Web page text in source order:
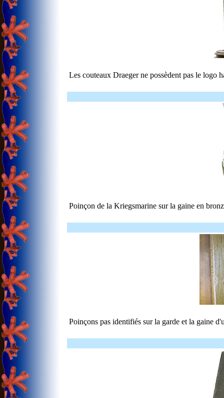
Les couteaux Draeger ne possèdent pas le logo
Poinçon de la Kriegsmarine sur la gaine en
Poinçons pas identifiés sur la garde et la gaine